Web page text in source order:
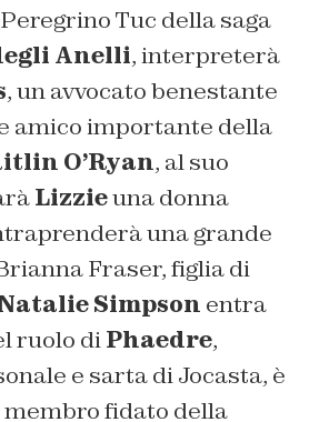
Tuc della saga
Anelli, interpreterà
, un avvocato benestante
amico importante della
O’Ryan, al suo
Lizzieuna donna
una grande
Fraser, figlia di
Simpson entra
ruolo diPhaedre,
e sarta di Jocasta, è
fidato della